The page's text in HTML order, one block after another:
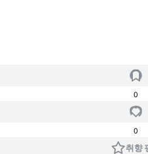
0
0
취향